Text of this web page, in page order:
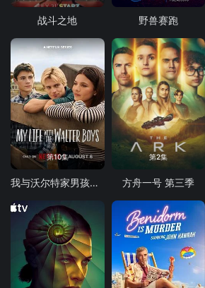
战斗之地 野兽赛跑
第10集
我与沃尔特家男孩的生活 第三季
第2集
方舟一号 第三季